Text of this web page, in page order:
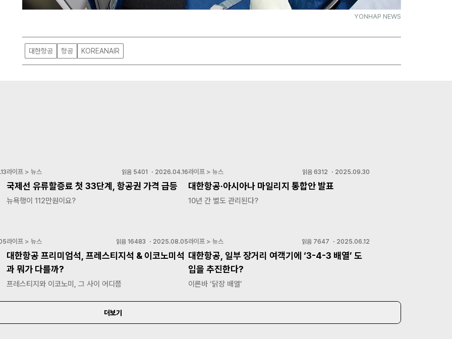
YONHAP NEWS
대한항공 항공 KOREANAIR
라이프 > 뉴스 읽음 5401 ・ 2026.04.16
국제선 유류할증료 첫 33단계, 항공권 가격 급등
뉴욕행이 112만원이요?
라이프 > 뉴스 읽음 6312 ・ 2025.09.30
대한항공·아시아나 마일리지 통합안 발표
10년 간 별도 관리된다?
라이프 > 뉴스 읽음 16483 ・ 2025.08.05
대한항공 프리미엄석, 프레스티지석 & 이코노미석
과 뭐가 다를까?
프레스티지와 이코노미, 그 사이 어디쯤
라이프 > 뉴스 읽음 7647 ・ 2025.06.12
대한항공, 일부 장거리 여객기에 ‘3-4-3 배열’ 도
입을 추진한다?
이른바 ‘닭장 배열’
더보기